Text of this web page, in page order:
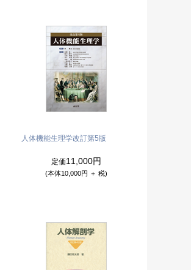
人体機能生理学改訂第5版
定価11,000円
(本体10,000円 ＋ 税)